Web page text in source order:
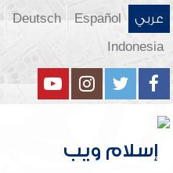
عربي Español
Deutsch
Indonesia